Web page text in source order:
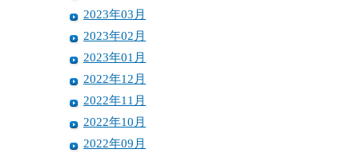
2023年03月
2023年02月
2023年01月
2022年12月
2022年11月
2022年10月
2022年09月